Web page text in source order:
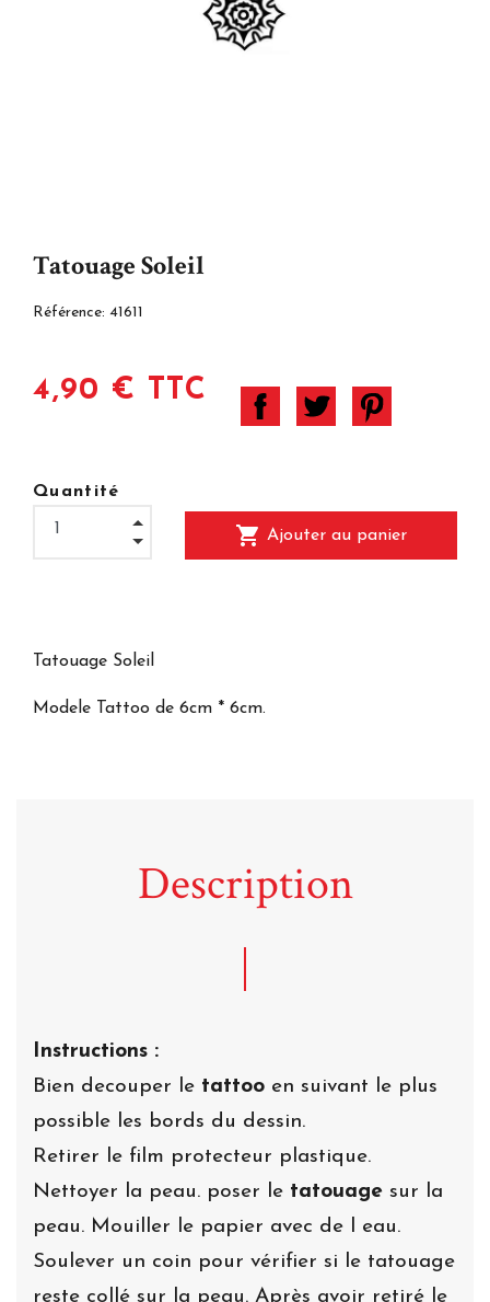
Tatouage Soleil
Référence: 41611
4,90 € TTC
Quantité
shopping_cart Ajouter au panier
Tatouage Soleil
Modele Tattoo de 6cm * 6cm.
Description
Instructions :
Bien decouper le tattoo en suivant le plus
possible les bords du dessin.
Retirer le film protecteur plastique.
Nettoyer la peau. poser le tatouage sur la
peau. Mouiller le papier avec de l eau.
Soulever un coin pour vérifier si le tatouage
reste collé sur la peau. Après avoir retiré le